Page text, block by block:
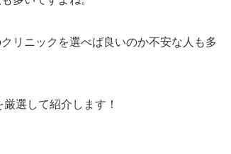
リニックを選べば良いのか不安な人も多
厳選して紹介します！